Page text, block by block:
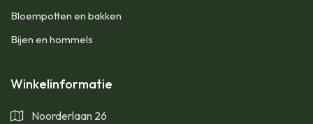
Bloempotten en bakken
Bijen en hommels
Winkelinformatie
Noorderlaan 26